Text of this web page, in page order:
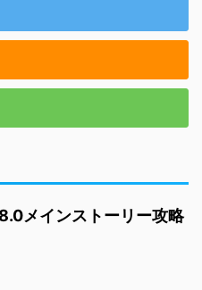
メインストーリー攻略